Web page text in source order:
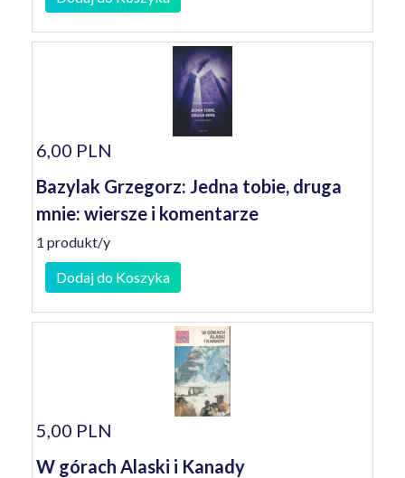
6,00 PLN
Bazylak Grzegorz: Jedna tobie, druga
mnie: wiersze i komentarze
1 produkt/y
Dodaj do Koszyka
5,00 PLN
W górach Alaski i Kanady